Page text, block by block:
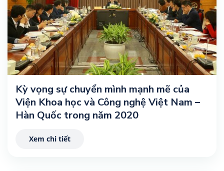
Kỳ vọng sự chuyển mình mạnh mẽ của
Viện Khoa học và Công nghệ Việt Nam –
Hàn Quốc trong năm 2020
Xem chi tiết